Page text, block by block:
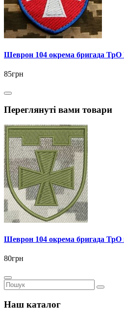
Шеврон 104 окрема бригада ТрО
85грн
Переглянуті вами товари
Шеврон 104 окрема бригада ТрО
80грн
Наш каталог